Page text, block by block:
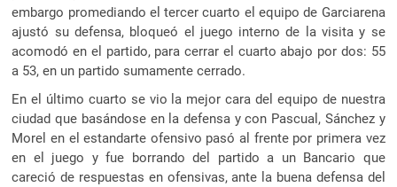
embargo promediando el tercer cuarto el equipo de Garciarena
ajustó su defensa, bloqueó el juego interno de la visita y se
acomodó en el partido, para cerrar el cuarto abajo por dos: 55
a 53, en un partido sumamente cerrado.
En el último cuarto se vio la mejor cara del equipo de nuestra
ciudad que basándose en la defensa y con Pascual, Sánchez y
Morel en el estandarte ofensivo pasó al frente por primera vez
en el juego y fue borrando del partido a un Bancario que
careció de respuestas en ofensivas, ante la buena defensa del